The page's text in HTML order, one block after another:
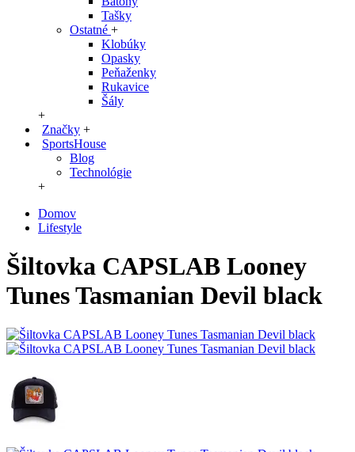
Tašky
Ostatné +
Klobúky
Opasky
Peňaženky
Rukavice
Šály
+
Značky +
SportsHouse
Blog
Technológie
+
Domov
Lifestyle
Šiltovka CAPSLAB Looney
Tunes Tasmanian Devil black